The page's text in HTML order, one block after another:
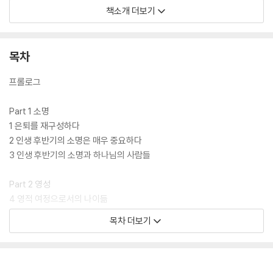
“끝은 또 다른 시작”은 나이듦의 신학의 결정판이며, 죽음에 대한 흥분과
기대와 소망을 품게 하는 하이라이트이다.
책소개 더보기
목차
프롤로그
Part 1 소명
1 은퇴를 재구성하다
2 인생 후반기의 소명은 매우 중요하다
3 인생 후반기의 소명과 하나님의 사람들
Part 2 영성
4 영적 여정으로서의 나이듦
5 나이듦의 악덕
목차 더보기